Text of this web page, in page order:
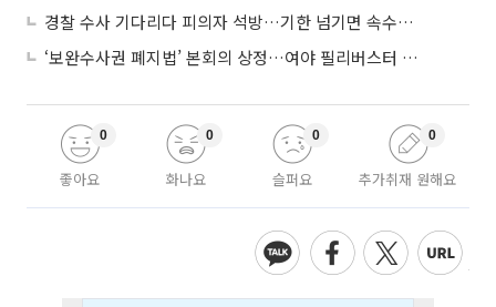
경찰 수사 기다리다 피의자 석방…기한 넘기면 속수무책
‘보완수사권 폐지법’ 본회의 상정…여야 필리버스터 대치
좋아요
0
화나요
0
슬퍼요
0
추가취재 원해요
0